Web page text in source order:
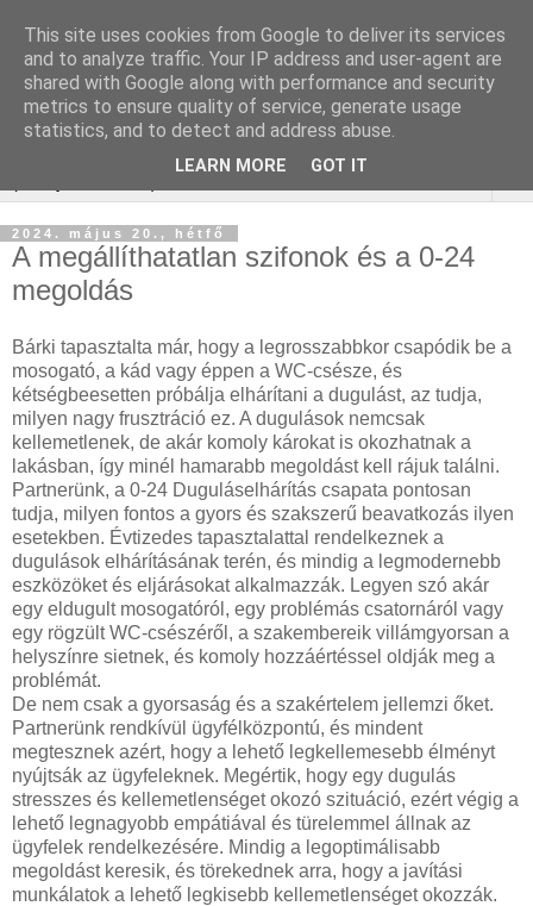
Keresőmarketing :
gurtnicsere
2024. május 20., hétfő
A megállíthatatlan szifonok és a 0-24
megoldás
Bárki tapasztalta már, hogy a legrosszabbkor csapódik be a
mosogató, a kád vagy éppen a WC-csésze, és
kétségbeesetten próbálja elhárítani a dugulást, az tudja,
milyen nagy frusztráció ez. A dugulások nemcsak
kellemetlenek, de akár komoly károkat is okozhatnak a
lakásban, így minél hamarabb megoldást kell rájuk találni.
Partnerünk, a 0-24 Duguláselhárítás csapata pontosan
tudja, milyen fontos a gyors és szakszerű beavatkozás ilyen
esetekben. Évtizedes tapasztalattal rendelkeznek a
dugulások elhárításának terén, és mindig a legmodernebb
eszközöket és eljárásokat alkalmazzák. Legyen szó akár
egy eldugult mosogatóról, egy problémás csatornáról vagy
egy rögzült WC-csészéről, a szakembereik villámgyorsan a
helyszínre sietnek, és komoly hozzáértéssel oldják meg a
problémát.
De nem csak a gyorsaság és a szakértelem jellemzi őket.
Partnerünk rendkívül ügyfélközpontú, és mindent
megtesznek azért, hogy a lehető legkellemesebb élményt
nyújtsák az ügyfeleknek. Megértik, hogy egy dugulás
stresszes és kellemetlenséget okozó szituáció, ezért végig a
lehető legnagyobb empátiával és türelemmel állnak az
ügyfelek rendelkezésére. Mindig a legoptimálisabb
megoldást keresik, és törekednek arra, hogy a javítási
munkálatok a lehető legkisebb kellemetlenséget okozzák.
This site uses cookies from Google to deliver its services
and to analyze traffic. Your IP address and user-agent are
shared with Google along with performance and security
metrics to ensure quality of service, generate usage
statistics, and to detect and address abuse.
LEARN MORE GOT IT